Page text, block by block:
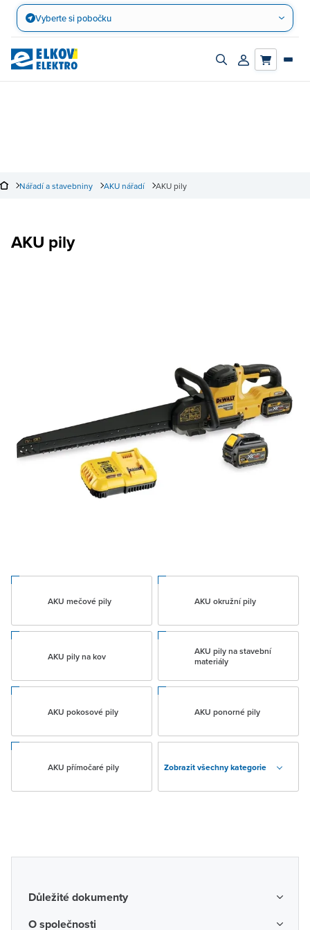
Přejít
obsah
Vyberte si pobočku
Zapnout/vypnout
Přihlásit/
AKU pily
AKU nářadí
Nářadí a stavebniny
AKU pily
AKU mečové pily AKU okružní pily
AKU pily na kov
AKU pily na stavební
materiály
AKU pokosové pily AKU ponorné pily
AKU přímočaré pily Zobrazit všechny kategorie
Důležité dokumenty
Obchodní podmínky
O společnosti